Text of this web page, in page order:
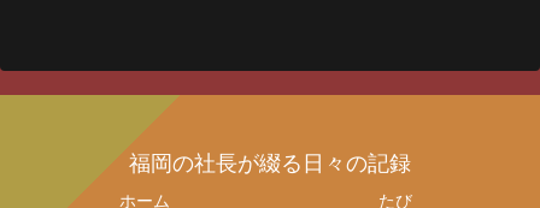
福岡の社長が綴る日々の記録
ホーム たび